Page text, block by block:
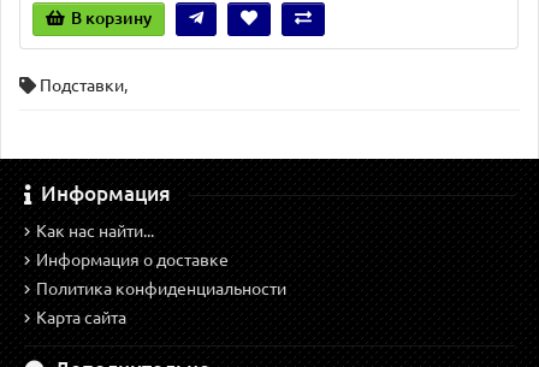
В корзину
Подставки,
Информация
Как нас найти...
Информация о доставке
Политика конфиденциальности
Карта сайта